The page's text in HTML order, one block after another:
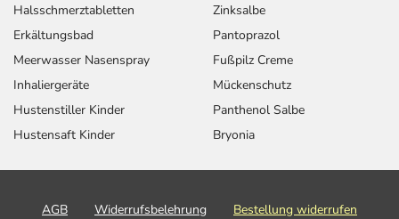
Halsschmerztabletten
Erkältungsbad
Meerwasser Nasenspray
Inhaliergeräte
Hustenstiller Kinder
Hustensaft Kinder
Zinksalbe
Pantoprazol
Fußpilz Creme
Mückenschutz
Panthenol Salbe
Bryonia
AGB Widerrufsbelehrung
Bestellung widerrufen